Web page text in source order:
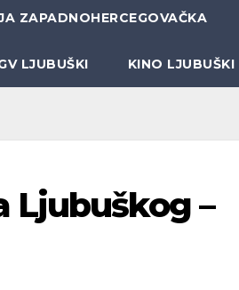
ZAPADNOHERCEGOVAČKA
LJUBUŠKI KINO LJUBUŠKI
Ljubuškog –